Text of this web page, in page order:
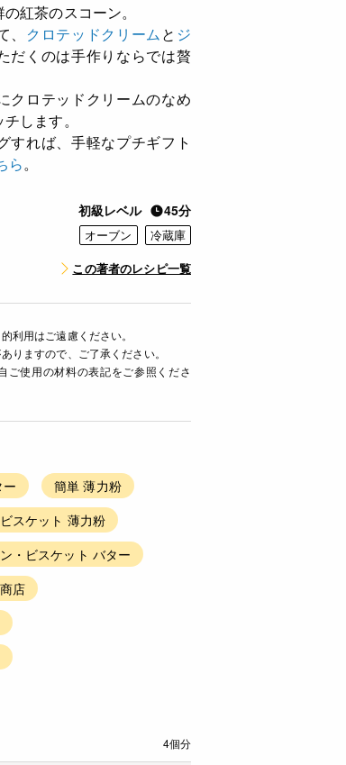
紅茶のスコーン。
クロテッドクリームと ジ
だくのは手作りならでは贅
クロテッドクリームのなめ
します。
すれば、手軽なプチギフト
ら。
初級レベル 45分
オーブン
冷蔵庫
この著者のレシピ一覧
利用はご遠慮ください。
りますので、ご了承ください。
ご使用の材料の表記をご参照くださ
簡単 薄力粉
スケット 薄力粉
・ビスケット バター
店
4個分